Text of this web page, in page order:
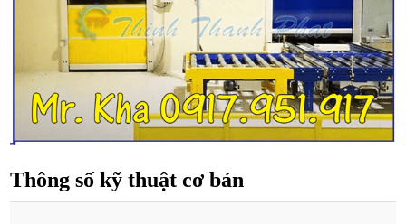
Thông số kỹ thuật cơ bản